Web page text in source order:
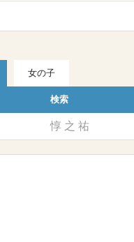
女の子
検索
惇 之 祐